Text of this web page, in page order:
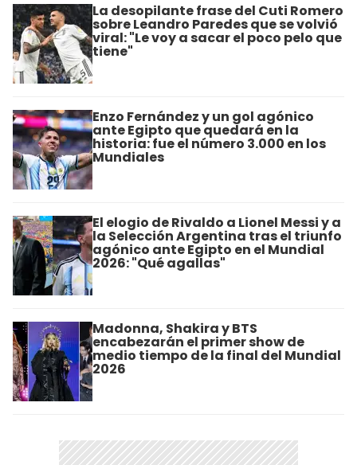
La desopilante frase del Cuti Romero
sobre Leandro Paredes que se volvió
viral: "Le voy a sacar el poco pelo que
tiene"
Enzo Fernández y un gol agónico
ante Egipto que quedará en la
historia: fue el número 3.000 en los
Mundiales
El elogio de Rivaldo a Lionel Messi y a
la Selección Argentina tras el triunfo
agónico ante Egipto en el Mundial
2026: "Qué agallas"
Madonna, Shakira y BTS
encabezarán el primer show de
medio tiempo de la final del Mundial
2026